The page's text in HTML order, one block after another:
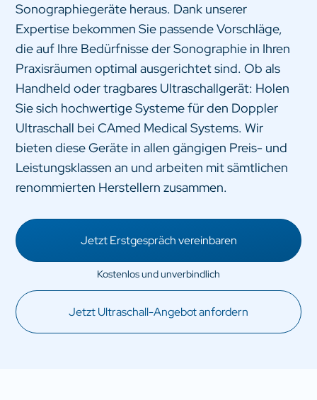
Sonographiegeräte heraus. Dank unserer
Expertise bekommen Sie passende Vorschläge,
die auf Ihre Bedürfnisse der Sonographie in Ihren
Praxisräumen optimal ausgerichtet sind. Ob als
Handheld oder tragbares Ultraschallgerät: Holen
Sie sich hochwertige Systeme für den Doppler
Ultraschall bei CAmed Medical Systems. Wir
bieten diese Geräte in allen gängigen Preis- und
Leistungsklassen an und arbeiten mit sämtlichen
renommierten Herstellern zusammen.
Jetzt Erstgespräch vereinbaren
Jetzt Ultraschall-Angebot anfordern